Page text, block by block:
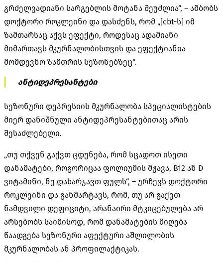
გრძელვადიანი სარგებლის მოტანა შეუძლია“, – ამბობს
დოქტორი როკლეინი და დასძენს, რომ „[cbt-ს] იმ
ზამთარსაც აქვს ეფექტი, როდესაც ადამიანი
მიმართავს მკურნალობისთვის და ეფექტიანია
მომდევნო ზამთრის სეზონებზეც“.
ანტიდეპრესანტები
სეზონური დეპრესიის მკურნალობა სპეციალისტების
მიერ დანიშნული ანტიდეპრესანტებითაც არის
შესაძლებელი.
„თუ თქვენ გაქვთ ცდუნება, რომ სცადოთ ისეთი
დანამატები, როგორიცაა ფოლიუმის მჟავა, B12 ან D
ვიტამინი, ნუ დახარჯავთ ფულს“, – ურჩევს დოქტორი
როკლეინი და განმარტავს, რომ, თუ არ გაქვთ
ნამდვილი დეფიციტი, არანაირი მტკიცებულება არ
არსებობს საიმისოდ, რომ დანამატების მიღება
წაადგება სეზონური აფექტური აშლილობის
მკურნალობას ან პროფილაქტიკას.